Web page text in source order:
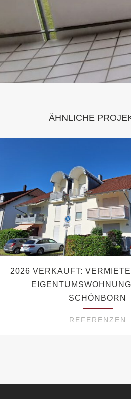
ÄHNLICHE
2026 VERKAUFT:
SCHÖNBORN
REFERENZEN